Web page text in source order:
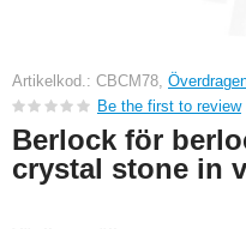
Artikelkod.: CBCM78,
Be the first to review
Berlock för
crystal stone in